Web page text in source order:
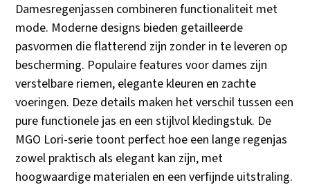
Damesregenjassen combineren functionaliteit met
mode. Moderne designs bieden getailleerde
pasvormen die flatterend zijn zonder in te leveren op
bescherming. Populaire features voor dames zijn
verstelbare riemen, elegante kleuren en zachte
voeringen. Deze details maken het verschil tussen een
pure functionele jas en een stijlvol kledingstuk. De
MGO Lori-serie toont perfect hoe een lange regenjas
zowel praktisch als elegant kan zijn, met
hoogwaardige materialen en een verfijnde uitstraling.